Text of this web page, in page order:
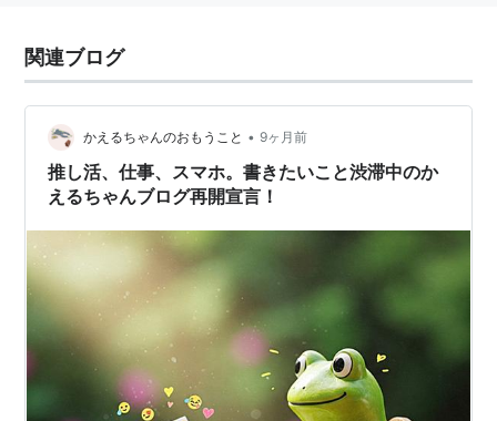
関連ブログ
かえるちゃんのおもうこと • 9ヶ月前
推し活、仕事、スマホ。書きたいこと渋滞中のか
えるちゃんブログ再開宣言！